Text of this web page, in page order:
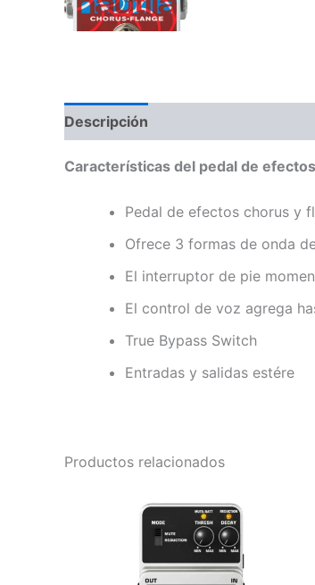
Descripción
Características del pedal de
Pedal de efectos chorus y
Ofrece 3 formas de onda
El interruptor de pie
El control de voz agrega
True Bypass Switch
Entradas y salidas estére
Productos relacionados